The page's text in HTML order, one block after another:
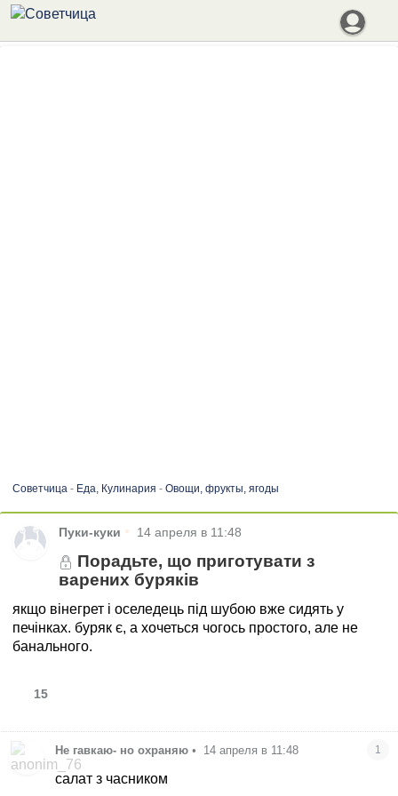
Советчица- Еда, Кулинария - Овощи, фрукты, ягоды
Пуки-куки • 14 апреля в 11:48
Порадьте, що приготувати з
варених буряків
якщо вінегрет і оселедець під шубою вже сидять у
печінках. буряк є, а хочеться чогось простого, але не
банального.
15
Не гавкаю- но охраняю • 14 апреля в 11:48 1
салат з часником